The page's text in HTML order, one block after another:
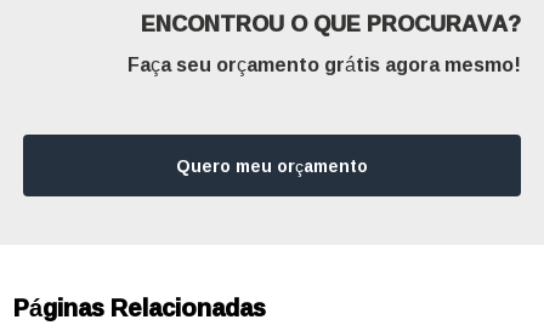
ENCONTROU O QUE PROCURAVA?
Faça seu orçamento grátis agora mesmo!
Quero meu orçamento
Páginas Relacionadas